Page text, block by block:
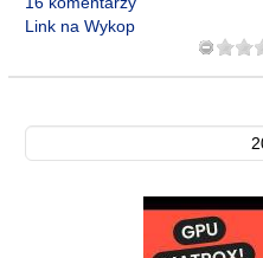
Link na Wykop